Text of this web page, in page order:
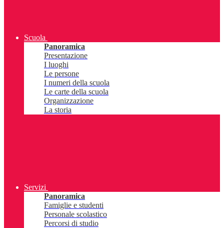
Scuola
Panoramica
Presentazione
I luoghi
Le persone
I numeri della scuola
Le carte della scuola
Organizzazione
La storia
Servizi
Panoramica
Famiglie e studenti
Personale scolastico
Percorsi di studio